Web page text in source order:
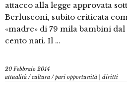
attacco alla legge approvata
Berlusconi, subito criticata
«madre» di 79 mila bambini
cento nati. Il …
20 Febbraio 2014
attualità /cultura /pari opportunità | diritti